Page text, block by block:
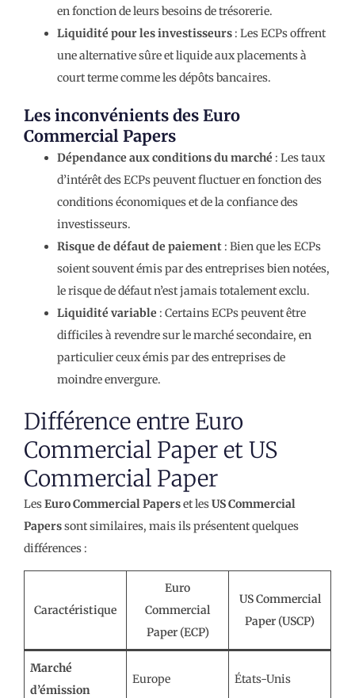
en fonction de leurs besoins de trésorerie.
Liquidité pour les investisseurs : Les ECPs offrent
une alternative sûre et liquide aux placements à
court terme comme les dépôts bancaires.
Les inconvénients des Euro
Commercial Papers
Dépendance aux conditions du marché : Les taux
d’intérêt des ECPs peuvent fluctuer en fonction des
conditions économiques et de la confiance des
investisseurs.
Risque de défaut de paiement : Bien que les ECPs
soient souvent émis par des entreprises bien notées,
le risque de défaut n’est jamais totalement exclu.
Liquidité variable : Certains ECPs peuvent être
difficiles à revendre sur le marché secondaire, en
particulier ceux émis par des entreprises de
moindre envergure.
Différence entre Euro
Commercial Paper et US
Commercial Paper
LesEuro Commercial Paperset lesUS Commercial
Paperssont similaires, mais ils présentent quelques
différences :
Caractéristique
Euro
Commercial
Paper (ECP)
US Commercial
Paper (USCP)
Marché
d’émission
Europe États-Unis